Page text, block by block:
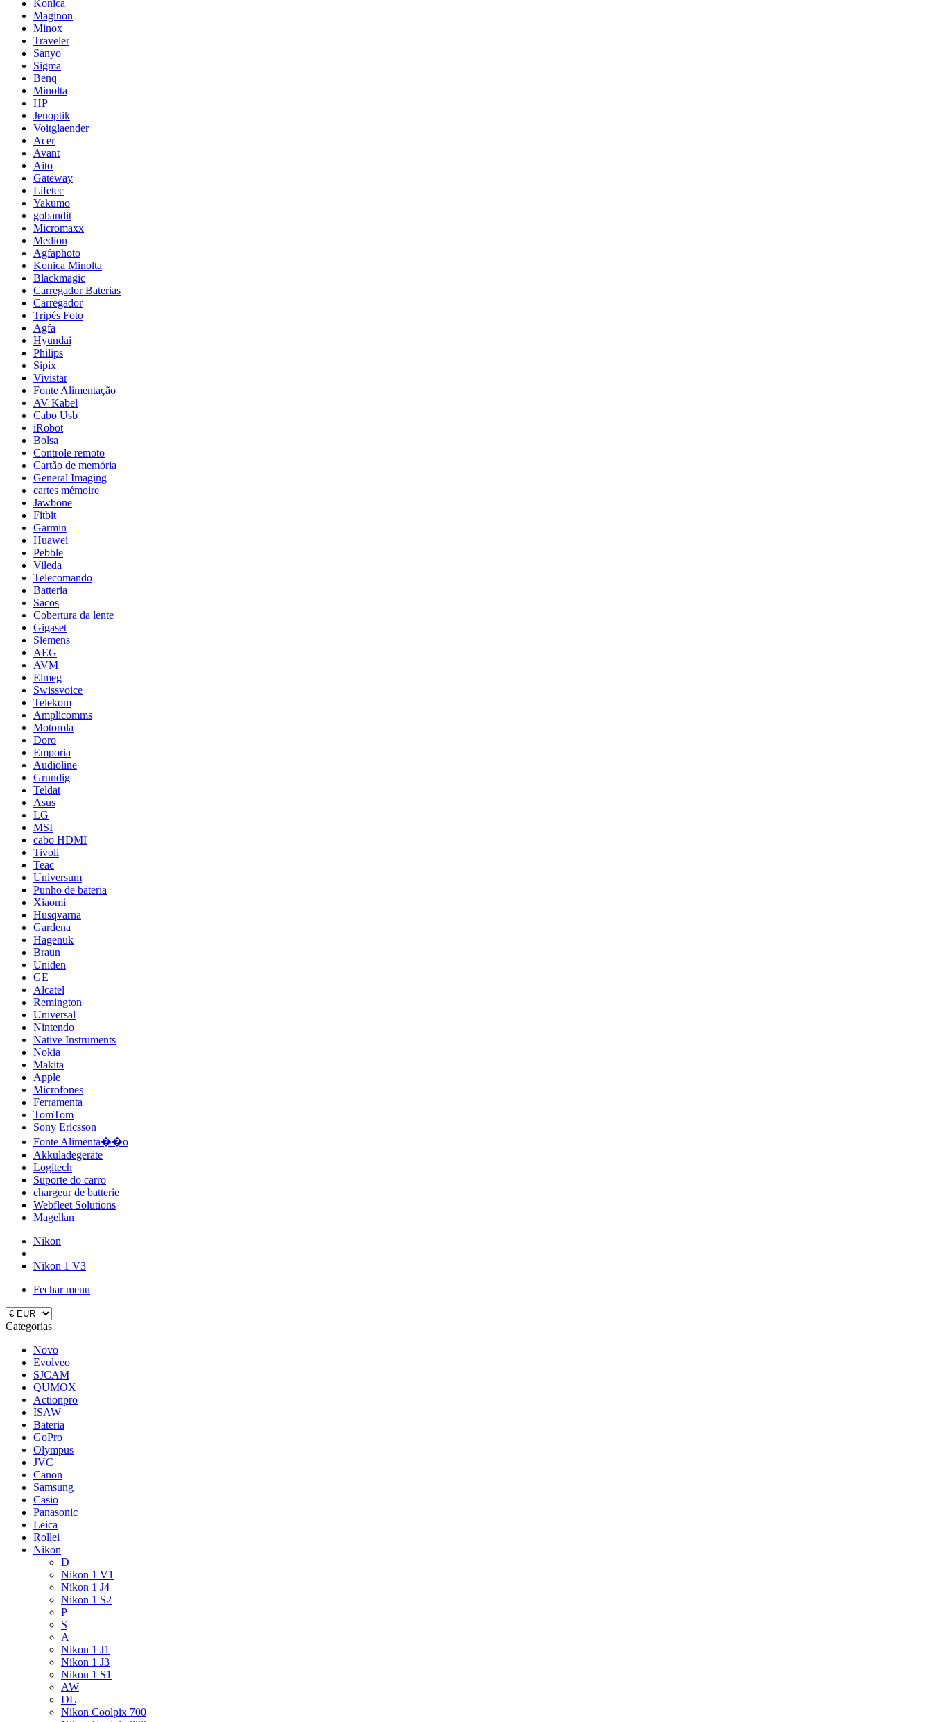
Konica
Maginon
Minox
Traveler
Sanyo
Sigma
Benq
Minolta
HP
Jenoptik
Voitglaender
Acer
Avant
Aito
Gateway
Lifetec
Yakumo
gobandit
Micromaxx
Medion
Agfaphoto
Konica Minolta
Blackmagic
Carregador Baterias
Carregador
Tripés Foto
Agfa
Hyundai
Philips
Sipix
Vivistar
Fonte Alimentação
AV Kabel
Cabo Usb
iRobot
Bolsa
Controle remoto
Cartão de memória
General Imaging
cartes mémoire
Jawbone
Fitbit
Garmin
Huawei
Pebble
Vileda
Telecomando
Batteria
Sacos
Cobertura da lente
Gigaset
Siemens
AEG
AVM
Elmeg
Swissvoice
Telekom
Amplicomms
Motorola
Doro
Emporia
Audioline
Grundig
Teldat
Asus
LG
MSI
cabo HDMI
Tivoli
Teac
Universum
Punho de bateria
Xiaomi
Husqvarna
Gardena
Hagenuk
Braun
Uniden
GE
Alcatel
Remington
Universal
Nintendo
Native Instruments
Nokia
Makita
Apple
Microfones
Ferramenta
TomTom
Sony Ericsson
Fonte Alimenta��o
Akkuladegeräte
Logitech
Suporte do carro
chargeur de batterie
Webfleet Solutions
Magellan
Nikon
Nikon 1 V3
Fechar menu
Categorias
Novo
Evolveo
SJCAM
QUMOX
Actionpro
ISAW
Bateria
GoPro
Olympus
JVC
Canon
Samsung
Casio
Panasonic
Leica
Rollei
Nikon
D
Nikon 1 V1
Nikon 1 J4
Nikon 1 S2
P
S
A
Nikon 1 J1
Nikon 1 J3
Nikon 1 S1
AW
DL
Nikon Coolpix 700